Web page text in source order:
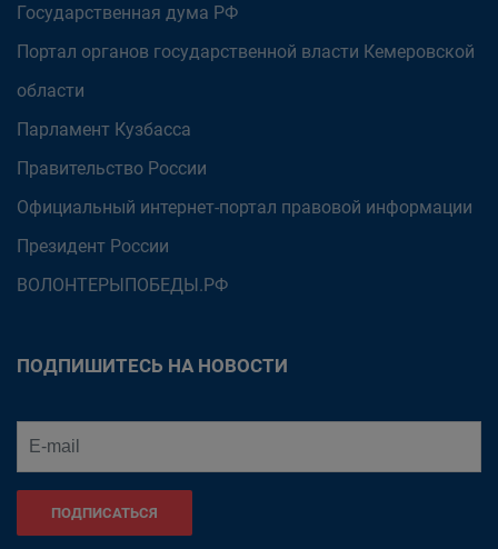
Государственная дума РФ
Портал органов государственной власти Кемеровской
области
Парламент Кузбасса
Правительство России
Официальный интернет-портал правовой информации
Президент России
ВОЛОНТЕРЫПОБЕДЫ.РФ
ПОДПИШИТЕСЬ НА НОВОСТИ
ПОДПИСАТЬСЯ